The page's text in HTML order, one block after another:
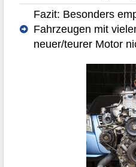
Fazit: Besonders
Fahrzeugen mit
neuer/teurer Motor